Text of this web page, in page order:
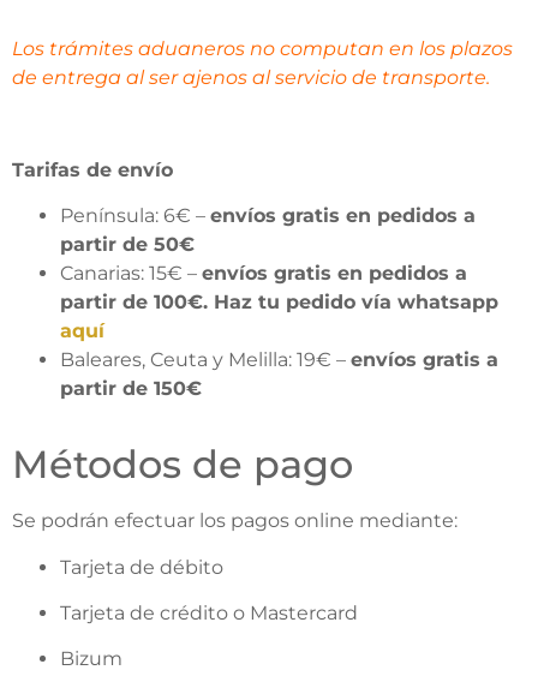
Los trámites aduaneros no computan en los plazos
de entrega al ser ajenos al servicio de transporte.
Tarifas de envío
Península: 6€ – envíos gratis en pedidos a
partir de 50€
Canarias: 15€ – envíos gratis en pedidos a
partir de 100€. Haz tu pedido vía whatsapp
aquí
Baleares, Ceuta y Melilla: 19€ – envíos gratis a
partir de 150€
Métodos de pago
Se podrán efectuar los pagos online mediante:
Tarjeta de débito
Tarjeta de crédito o Mastercard
Bizum